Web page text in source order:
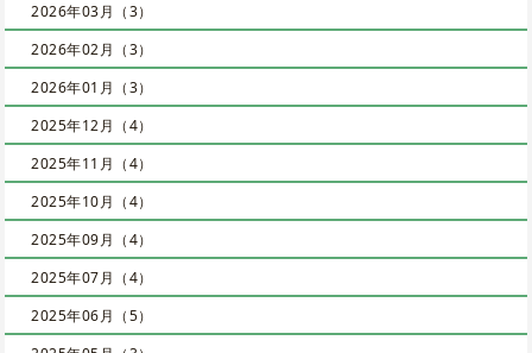
2026年03月（3）
2026年02月（3）
2026年01月（3）
2025年12月（4）
2025年11月（4）
2025年10月（4）
2025年09月（4）
2025年07月（4）
2025年06月（5）